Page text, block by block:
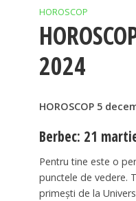
HOROSCOP
2024
HOROSCOP 5
Berbec: 21
Pentru tine este o
punctele de vedere.
primești de la